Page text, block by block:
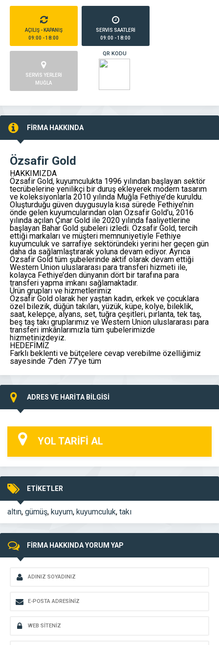
AÇILIŞ - KAPANIŞ
09:00 - 18:00
SERVİS SAATLERİ
09:00 - 18:00
SERVİS YERLERİ
MUĞLA
QR KODU
FİRMA HAKKINDA
Özsafir Gold
HAKKIMIZDA
Özsafir Gold, kuyumculukta 1996 yılından başlayan sektör
tecrübelerine yenilikçi bir duruş ekleyerek modern tasarım
ve koleksiyonlarla 2010 yılında Muğla Fethiye’de kuruldu.
Oluşturduğu güven duygusuyla kısa sürede Fethiye’nin
önde gelen kuyumcularından olan Özsafir Gold’u, 2016
yılında açılan Çınar Gold ile 2020 yılında faaliyetlerine
başlayan Bahar Gold şubeleri izledi. Özsafir Gold, tercih
ettiği markaları ve müşteri memnuniyetiyle Fethiye
kuyumculuk ve sarrafiye sektöründeki yerini her geçen gün
daha da sağlamlaştırarak yoluna devam ediyor. Ayrıca
Özsafir Gold tüm şubelerinde aktif olarak devam ettiği
Western Union uluslararası para transferi hizmeti ile,
kolayca Fethiye’den dünyanın dört bir tarafına para
transferi yapma imkanı sağlamaktadır.
Ürün grupları ve hizmetlerimiz
Özsafir Gold olarak her yaştan kadın, erkek ve çocuklara
özel bilezik, düğün takıları, yüzük, küpe, kolye, bileklik,
saat, kelepçe, alyans, set, tuğra çeşitleri, pırlanta, tek taş,
beş taş takı gruplarımız ve Western Union uluslararası para
transferi imkânlarımızla tüm şubelerimizde
hizmetinizdeyiz.
HEDEFİMİZ
Farklı beklenti ve bütçelere cevap verebilme özelliğimiz
sayesinde 7’den 77’ye tüm
ADRES VE HARİTA BİLGİSİ
YOL TARİFİ AL
ETİKETLER
altın, gümüş, kuyum, kuyumculuk, takı
FİRMA HAKKINDA YORUM YAP